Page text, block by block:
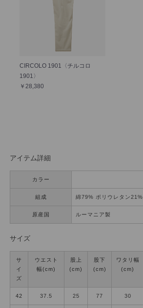
CIRCOLO 1901〈チルコロ
1901〉
￥28,380
アイテム詳細
カラー
組成 綿79% ポリウレタン21%
原産国 ルーマニア製
サイズ
サ
イ
ズ
ウエスト
幅(cm)
股上
(cm)
股下
(cm)
ワタリ幅
(cm)
42 37.5 25 77 30